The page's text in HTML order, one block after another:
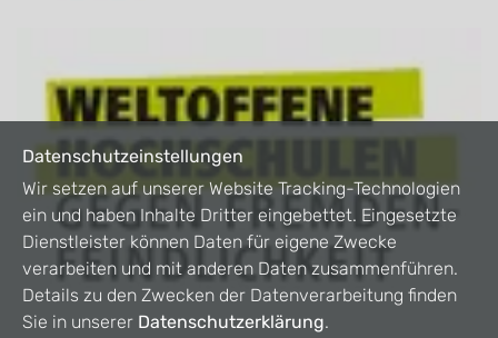
Datenschutzeinstellungen
Wir setzen auf unserer Website Tracking-Technologien
ein und haben Inhalte Dritter eingebettet. Eingesetzte
Dienstleister können Daten für eigene Zwecke
verarbeiten und mit anderen Daten zusammenführen.
Details zu den Zwecken der Datenverarbeitung finden
Sie in unserer Datenschutzerklärung.